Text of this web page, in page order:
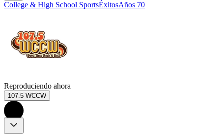
College & High School SportsÉxitosAños 70
Reproduciendo ahora
107.5 WCCW